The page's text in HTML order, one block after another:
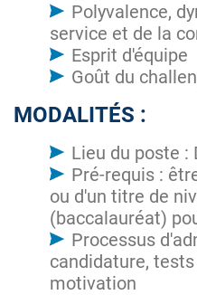
Polyvalence,
service et de la
Esprit d'équipe
Goût du
MODALITÉS :
Lieu du poste :
Pré-requis :
ou d'un titre de
(baccalauréat)
Processus
candidature,
motivation